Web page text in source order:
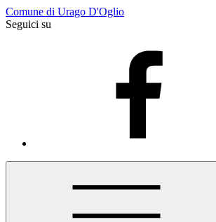
Comune di Urago D'Oglio
Seguici su